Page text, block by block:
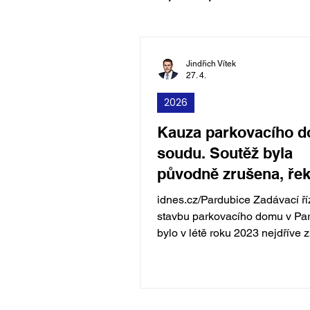
Kauza parkovacího
soudu. Soutěž byla
původně zrušena,
svědek
idnes.cz/Pardubice Zadávací
stavbu parkovacího domu v
bylo v létě roku 2023 nejdříve
2026
Jindřich Vítek
27. 4.